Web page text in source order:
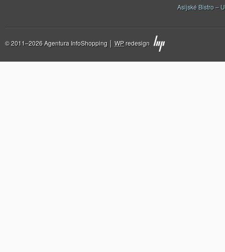
Asijské Bistro –
© 2011–2026 Agentura InfoShopping │ WPredesign